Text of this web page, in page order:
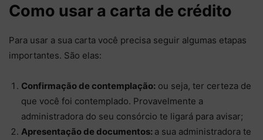
Como usar a carta de crédito
Para usar a sua carta você precisa seguir algumas etapas
importantes. São elas:
Confirmação de contemplação: ou seja, ter certeza de
que você foi contemplado. Provavelmente a
administradora do seu consórcio te ligará para avisar;
Apresentação de documentos: a sua administradora te